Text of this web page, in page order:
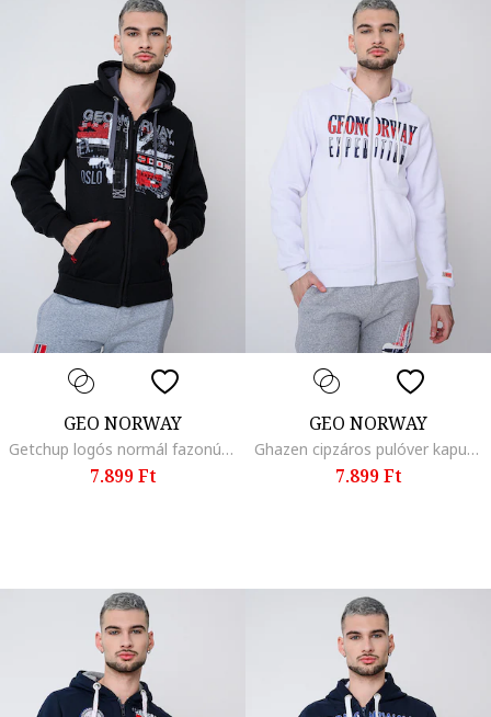
GEO NORWAY
Getchup logós normál fazonú pulóver, Koptatott fekete
7.899 Ft
GEO NORWAY
Ghazen cipzáros pulóver kapucnival és hímzett logóval, Bordó/Sötétkék/Fehér
7.899 Ft